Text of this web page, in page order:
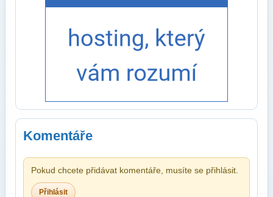
Komentáře
Pokud chcete přidávat komentáře, musíte se přihlásit.
Přihlásit